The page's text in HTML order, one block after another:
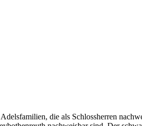
die als Schlossherren